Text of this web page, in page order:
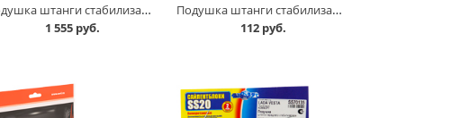
Подушка штанги стабилизатора 2110 комплект, SS 20 в Кургане
1 555 руб.
Подушка штанги стабилизатора 2110, СЭВИ Эксперт в Кургане
112 руб.